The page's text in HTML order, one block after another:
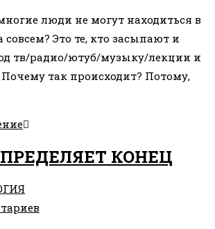
люди не могут находиться в
Это те, кто засыпают и
тв/радио/ютуб/музыку/лекции и
так происходит? Потому,
ПОЧЕМУ
СЛОЖНО
В
ТИШИНЕ?
КОНЕЦ